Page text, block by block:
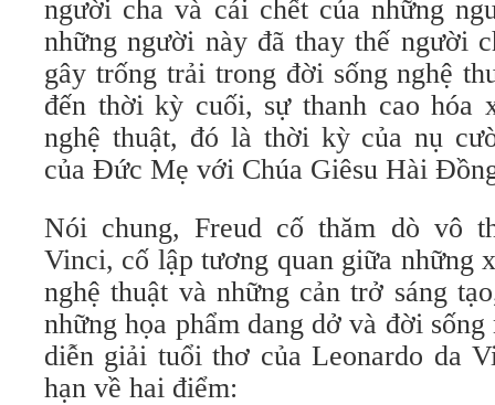
người cha và cái chết của những
những người này đã thay thế người
gây trống trải trong đời sống nghệ
đến thời kỳ cuối, sự thanh cao hóa
nghệ thuật, đó là thời kỳ của nụ
của Đức Mẹ với Chúa Giêsu Hài
Nói chung, Freud cố thăm dò vô
Vinci, cố lập tương quan giữa những
nghệ thuật và những cản trở sáng
những họa phẩm dang dở và đời
diễn giải tuổi thơ của Leonardo da
hạn về hai điểm: